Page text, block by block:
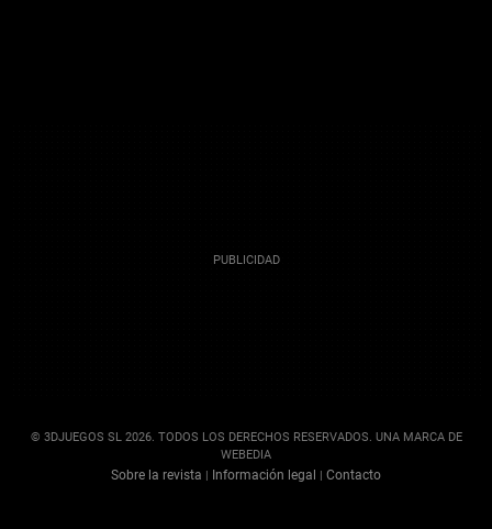
© 3DJUEGOS SL 2026. TODOS LOS DERECHOS RESERVADOS. UNA MARCA DE
WEBEDIA
Sobre la revista | Información legal | Contacto